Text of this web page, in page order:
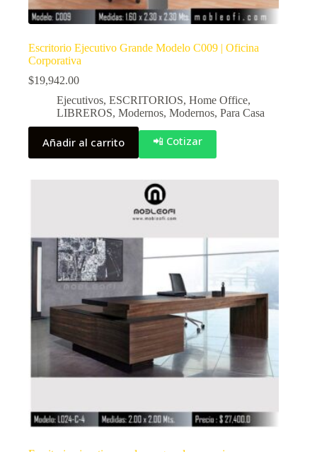
Escritorio Ejecutivo Grande Modelo C009 | Oficina
Corporativa
$19,942.00
Ejecutivos, ESCRITORIOS, Home Office,
LIBREROS, Modernos, Modernos, Para Casa
Añadir al carrito 📲 Cotizar